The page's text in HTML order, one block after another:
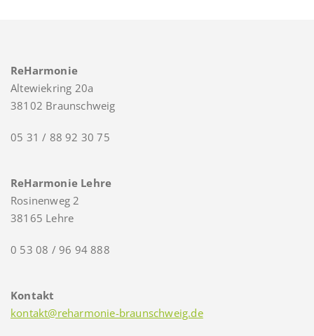
ReHarmonie
Altewiekring 20a
38102 Braunschweig
05 31 / 88 92 30 75
ReHarmonie Lehre
Rosinenweg 2
38165 Lehre
0 53 08 / 96 94 888
Kontakt
kontakt@reharmonie-braunschweig.de